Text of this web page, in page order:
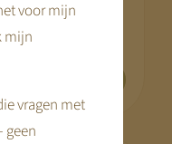
en tekst.
voor mijn
mijn
vragen met
geen